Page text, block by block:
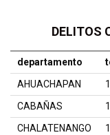
DELITOS
departamento
AHUACHAPAN
CABAÑAS
CHALATENANGO